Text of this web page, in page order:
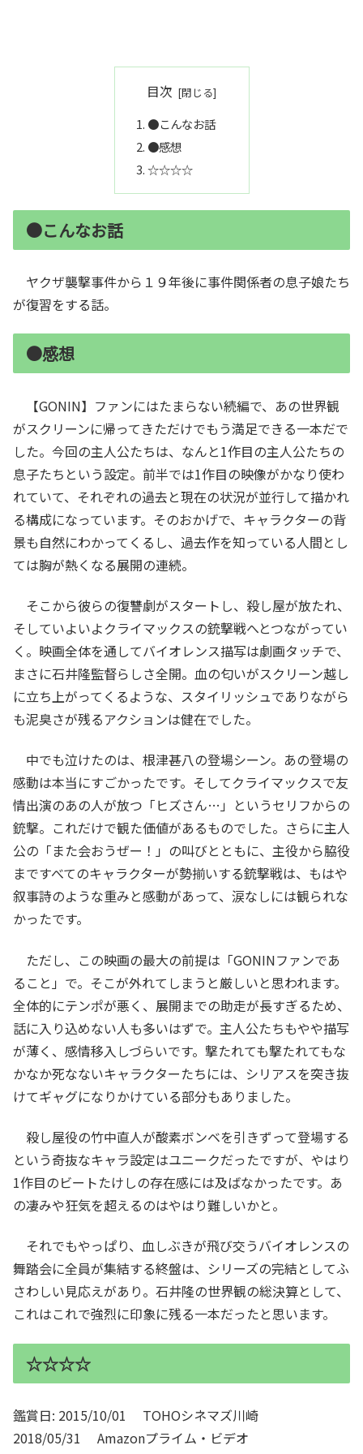
目次
●こんなお話
●感想
☆☆☆☆
●こんなお話
ヤクザ襲撃事件から１９年後に事件関係者の息子娘たち
が復習をする話。
●感想
【GONIN】ファンにはたまらない続編で、あの世界観
がスクリーンに帰ってきただけでもう満足できる一本だで
した。今回の主人公たちは、なんと1作目の主人公たちの
息子たちという設定。前半では1作目の映像がかなり使わ
れていて、それぞれの過去と現在の状況が並行して描かれ
る構成になっています。そのおかげで、キャラクターの背
景も自然にわかってくるし、過去作を知っている人間とし
ては胸が熱くなる展開の連続。
そこから彼らの復讐劇がスタートし、殺し屋が放たれ、
そしていよいよクライマックスの銃撃戦へとつながってい
く。映画全体を通してバイオレンス描写は劇画タッチで、
まさに石井隆監督らしさ全開。血の匂いがスクリーン越し
に立ち上がってくるような、スタイリッシュでありながら
も泥臭さが残るアクションは健在でした。
中でも泣けたのは、根津甚八の登場シーン。あの登場の
感動は本当にすごかったです。そしてクライマックスで友
情出演のあの人が放つ「ヒズさん…」というセリフからの
銃撃。これだけで観た価値があるものでした。さらに主人
公の「また会おうぜー！」の叫びとともに、主役から脇役
まですべてのキャラクターが勢揃いする銃撃戦は、もはや
叙事詩のような重みと感動があって、涙なしには観られな
かったです。
ただし、この映画の最大の前提は「GONINファンであ
ること」で。そこが外れてしまうと厳しいと思われます。
全体的にテンポが悪く、展開までの助走が長すぎるため、
話に入り込めない人も多いはずで。主人公たちもやや描写
が薄く、感情移入しづらいです。撃たれても撃たれてもな
かなか死なないキャラクターたちには、シリアスを突き抜
けてギャグになりかけている部分もありました。
殺し屋役の竹中直人が酸素ボンベを引きずって登場する
という奇抜なキャラ設定はユニークだったですが、やはり
1作目のビートたけしの存在感には及ばなかったです。あ
の凄みや狂気を超えるのはやはり難しいかと。
それでもやっぱり、血しぶきが飛び交うバイオレンスの
舞踏会に全員が集結する終盤は、シリーズの完結としてふ
さわしい見応えがあり。石井隆の世界観の総決算として、
これはこれで強烈に印象に残る一本だったと思います。
☆☆☆☆
鑑賞日: 2015/10/01 TOHOシネマズ川崎
2018/05/31 Amazonプライム・ビデオ